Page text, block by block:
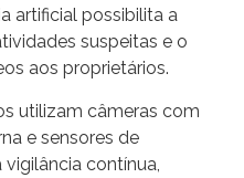
artificial possibilita a
suspeitas e o
aos proprietários.
utilizam câmeras com
e sensores de
contínua,